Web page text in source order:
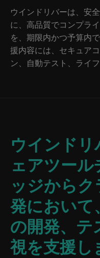
ウインドリバーは、安
に、高品質でコンプラ
を、期限内かつ予算内
援内容には、セキュア
ン、自動テスト、ライ
ウインド
ェアツー
ッジから
発において
の開発、テ
視を支援し